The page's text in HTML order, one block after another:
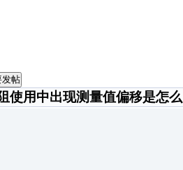
发帖
使用中出现测量值偏移是怎